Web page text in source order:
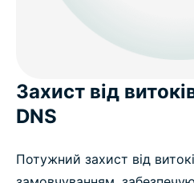
Захист від
DNS
Потужний захист від